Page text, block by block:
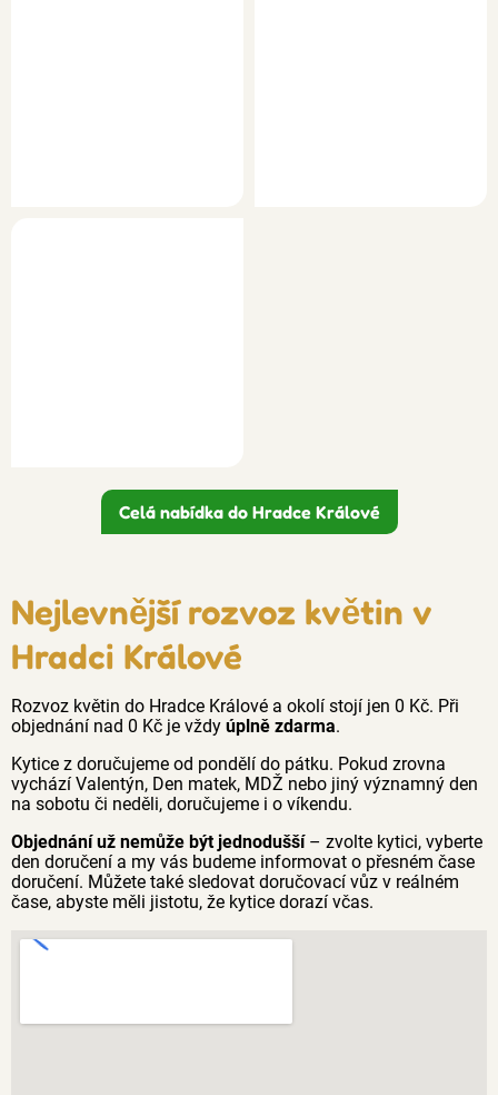
Celá nabídka do Hradce Králové
Nejlevnější rozvoz květin v
Hradci Králové
Rozvoz květin do Hradce Králové a okolí stojí jen 0 Kč. Při
objednání nad 0 Kč je vždy úplně zdarma.
Kytice z doručujeme od pondělí do pátku. Pokud zrovna
vychází Valentýn, Den matek, MDŽ nebo jiný významný den
na sobotu či neděli, doručujeme i o víkendu.
Objednání už nemůže být jednodušší– zvolte kytici, vyberte
den doručení a my vás budeme informovat o přesném čase
doručení. Můžete také sledovat doručovací vůz v reálném
čase, abyste měli jistotu, že kytice dorazí včas.